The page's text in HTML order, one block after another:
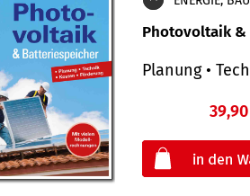
Photovoltaik
Planung •